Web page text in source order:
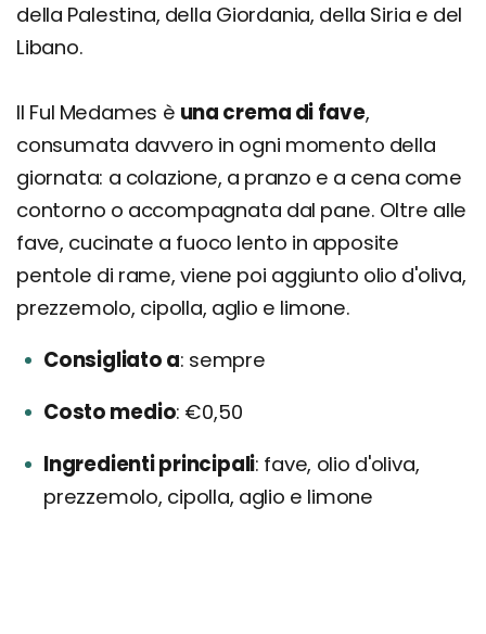
della Palestina, della Giordania, della Siria e del
Libano.
Il Ful Medames è una crema di fave,
consumata davvero in ogni momento della
giornata: a colazione, a pranzo e a cena come
contorno o accompagnata dal pane. Oltre alle
fave, cucinate a fuoco lento in apposite
pentole di rame, viene poi aggiunto olio d'oliva,
prezzemolo, cipolla, aglio e limone.
Consigliato a sempre
Costo medio €0,50
Ingredienti principali fave, olio d'oliva,
prezzemolo, cipolla, aglio e limone